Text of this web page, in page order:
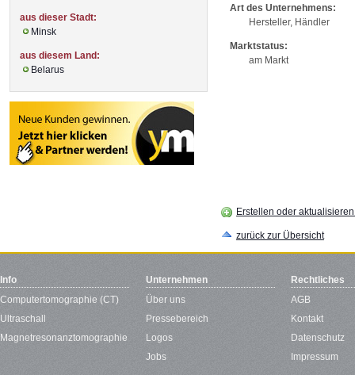
Art des Unternehmens:
Hersteller, Händler
Marktstatus:
am Markt
Erstellen oder
zurück zur Übersicht
aus dieser Stadt:
Minsk
aus diesem Land:
Belarus
Info
Computertomographie (CT)
Ultraschall
Magnetresonanztomographie
Unternehmen
Über uns
Pressebereich
Logos
Jobs
Rechtliches
AGB
Kontakt
Datenschutz
Impressum